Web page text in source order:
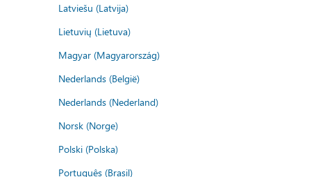
Latviešu (Latvija)
Lietuvių (Lietuva)
Magyar (Magyarország)
Nederlands (België)
Nederlands (Nederland)
Norsk (Norge)
Polski (Polska)
Português (Brasil)